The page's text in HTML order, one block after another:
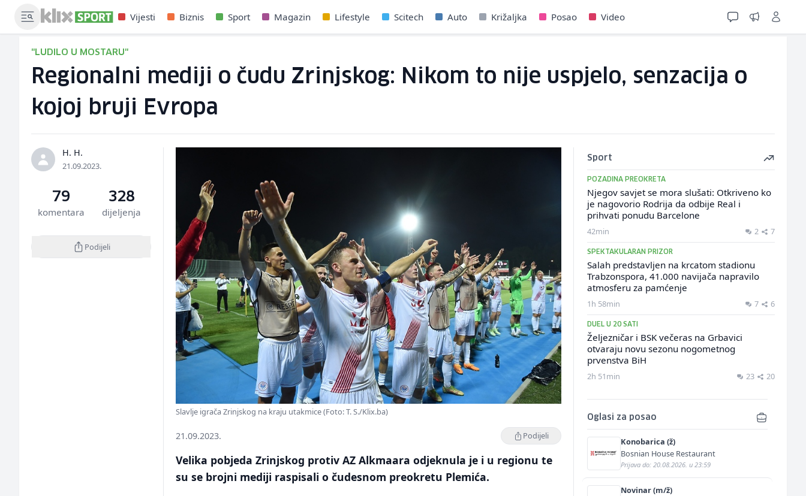
Vijesti Biznis Sport Magazin Lifestyle Scitech Auto Križaljka Posao Video
"LUDILO U MOSTARU"
Regionalni mediji o čudu Zrinjskog: Nikom to nije uspjelo, senzacija o
kojoj bruji Evropa
H. H.
21.09.2023.
79
komentara
328
dijeljenja
Podijeli
Slavlje igrača Zrinjskog na kraju utakmice (Foto: T. S./Klix.ba)
21.09.2023. Podijeli
Velika pobjeda Zrinjskog protiv AZ Alkmaara odjeknula je i u regionu te
su se brojni mediji raspisali o čudesnom preokretu Plemića.
Sport
POZADINA PREOKRETA
Njegov savjet se mora slušati: Otkriveno ko
je nagovorio Rodrija da odbije Real i
prihvati ponudu Barcelone
42min 2 7
SPEKTAKULARAN PRIZOR
Salah predstavljen na krcatom stadionu
Trabzonspora, 41.000 navijača napravilo
atmosferu za pamćenje
1h 58min 7 6
DUEL U 20 SATI
Željezničar i BSK večeras na Grbavici
otvaraju novu sezonu nogometnog
prvenstva BiH
2h 51min 23 20
Oglasi za posao
Konobarica (ž)
Bosnian House Restaurant
Prijava do: 20.08.2026. u 23:59
Novinar (m/ž)